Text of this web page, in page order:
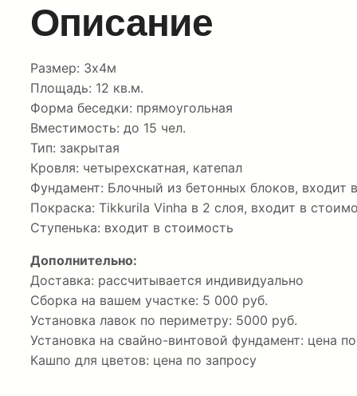
Описание
Размер: 3х4м
Площадь: 12 кв.м.
Форма беседки: прямоугольная
Вместимость: до 15 чел.
Тип: закрытая
Кровля: четырехскатная, катепал
Фундамент: Блочный из бетонных блоков, входит
Покраска: Tikkurila Vinha в 2 слоя, входит в
Ступенька: входит в стоимость
Дополнительно:
Доставка: рассчитывается индивидуально
Сборка на вашем участке: 5 000 руб.
Установка лавок по периметру: 5000 руб.
Установка на свайно-винтовой фундамент: цена
Кашпо для цветов: цена по запросу